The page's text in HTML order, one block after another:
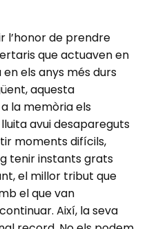
l’honor de prendre
que actuaven en
els anys més durs
aquesta
la memòria els
avui desapareguts
moments difícils,
tenir instants grats
el millor tribut que
el que van
Així, la seva